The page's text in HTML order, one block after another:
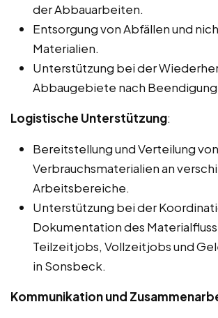
der Abbauarbeiten.
Entsorgung von Abfällen und
Materialien.
Unterstützung bei der
Abbaugebiete nach
Logistische Unterstützung:
Bereitstellung und Verteilung von
Verbrauchsmaterialien an
Arbeitsbereiche.
Unterstützung bei der
Dokumentation des
Teilzeitjobs, Vollzeitjobs und
in Sonsbeck.
Kommunikation und